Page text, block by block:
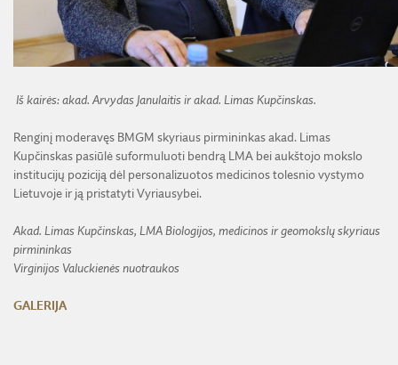
Iš kairės: akad. Arvydas Janulaitis ir akad. Limas Kupčinskas.
Renginį moderavęs BMGM skyriaus pirmininkas akad. Limas
Kupčinskas pasiūlė suformuluoti bendrą LMA bei aukštojo mokslo
institucijų poziciją dėl personalizuotos medicinos tolesnio vystymo
Lietuvoje ir ją pristatyti Vyriausybei.
Akad. Limas Kupčinskas, LMA Biologijos, medicinos ir geomokslų skyriaus
pirmininkas
Virginijos Valuckienės nuotraukos
GALERIJA